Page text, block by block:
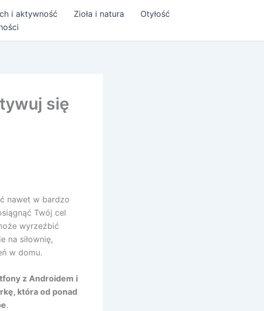
i aktywność Zioła i natura
Otyłość
się
nawet w bardzo
Twój cel
wyrzeźbić
na siłownię,
w domu.
z Androidem i
która od ponad
.